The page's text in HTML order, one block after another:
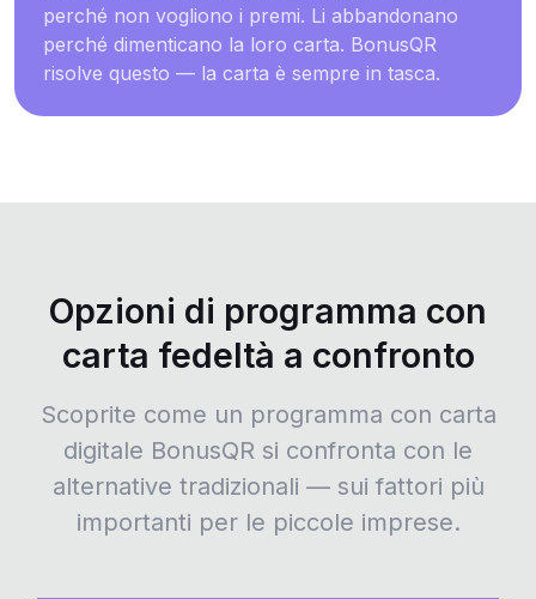
perché non vogliono i premi. Li abbandonano
perché dimenticano la loro carta. BonusQR
risolve questo — la carta è sempre in tasca.
Opzioni di programma con
carta fedeltà a confronto
Scoprite come un programma con carta
digitale BonusQR si confronta con le
alternative tradizionali — sui fattori più
importanti per le piccole imprese.